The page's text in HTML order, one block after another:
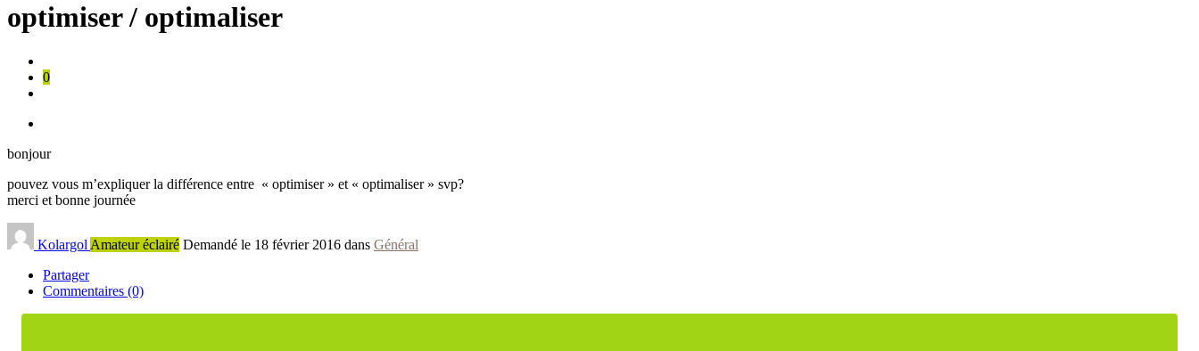
optimiser / optimaliser
0
bonjour
pouvez vous m’expliquer la différence entre « optimiser » et « optimaliser » svp?
merci et bonne journée
Kolargol Amateur éclairé Demandé le 18 février 2016 dans Général
Partager
Commentaires (0)